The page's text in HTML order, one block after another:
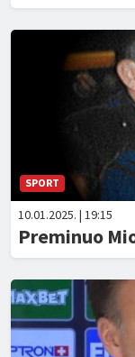
SPORT
10.01.2025. | 19:15
Preminuo